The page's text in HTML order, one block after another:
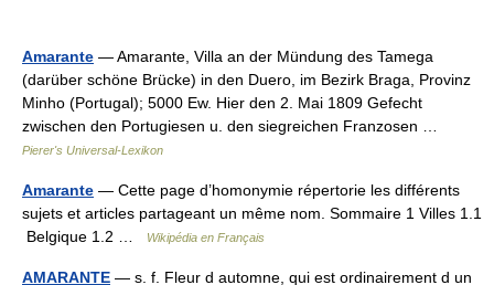
Amarante — Amarante, Villa an der Mündung des Tamega
(darüber schöne Brücke) in den Duero, im Bezirk Braga, Provinz
Minho (Portugal); 5000 Ew. Hier den 2. Mai 1809 Gefecht
zwischen den Portugiesen u. den siegreichen Franzosen …
Pierer's Universal-Lexikon
Amarante — Cette page d’homonymie répertorie les différents
sujets et articles partageant un même nom. Sommaire 1 Villes 1.1
Belgique 1.2 …
Wikipédia en Français
AMARANTE — s. f. Fleur d automne, qui est ordinairement d un